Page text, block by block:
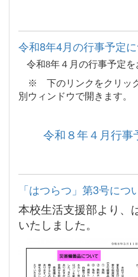
令和8年4月の行事予定
令和8年４月の行事予定を
※ 下のリンクをクリック
別ウィンドウで開きます。
令和８年４月行事
「はつらつ」第3号につ
本校生活支援部より、
いたしました。